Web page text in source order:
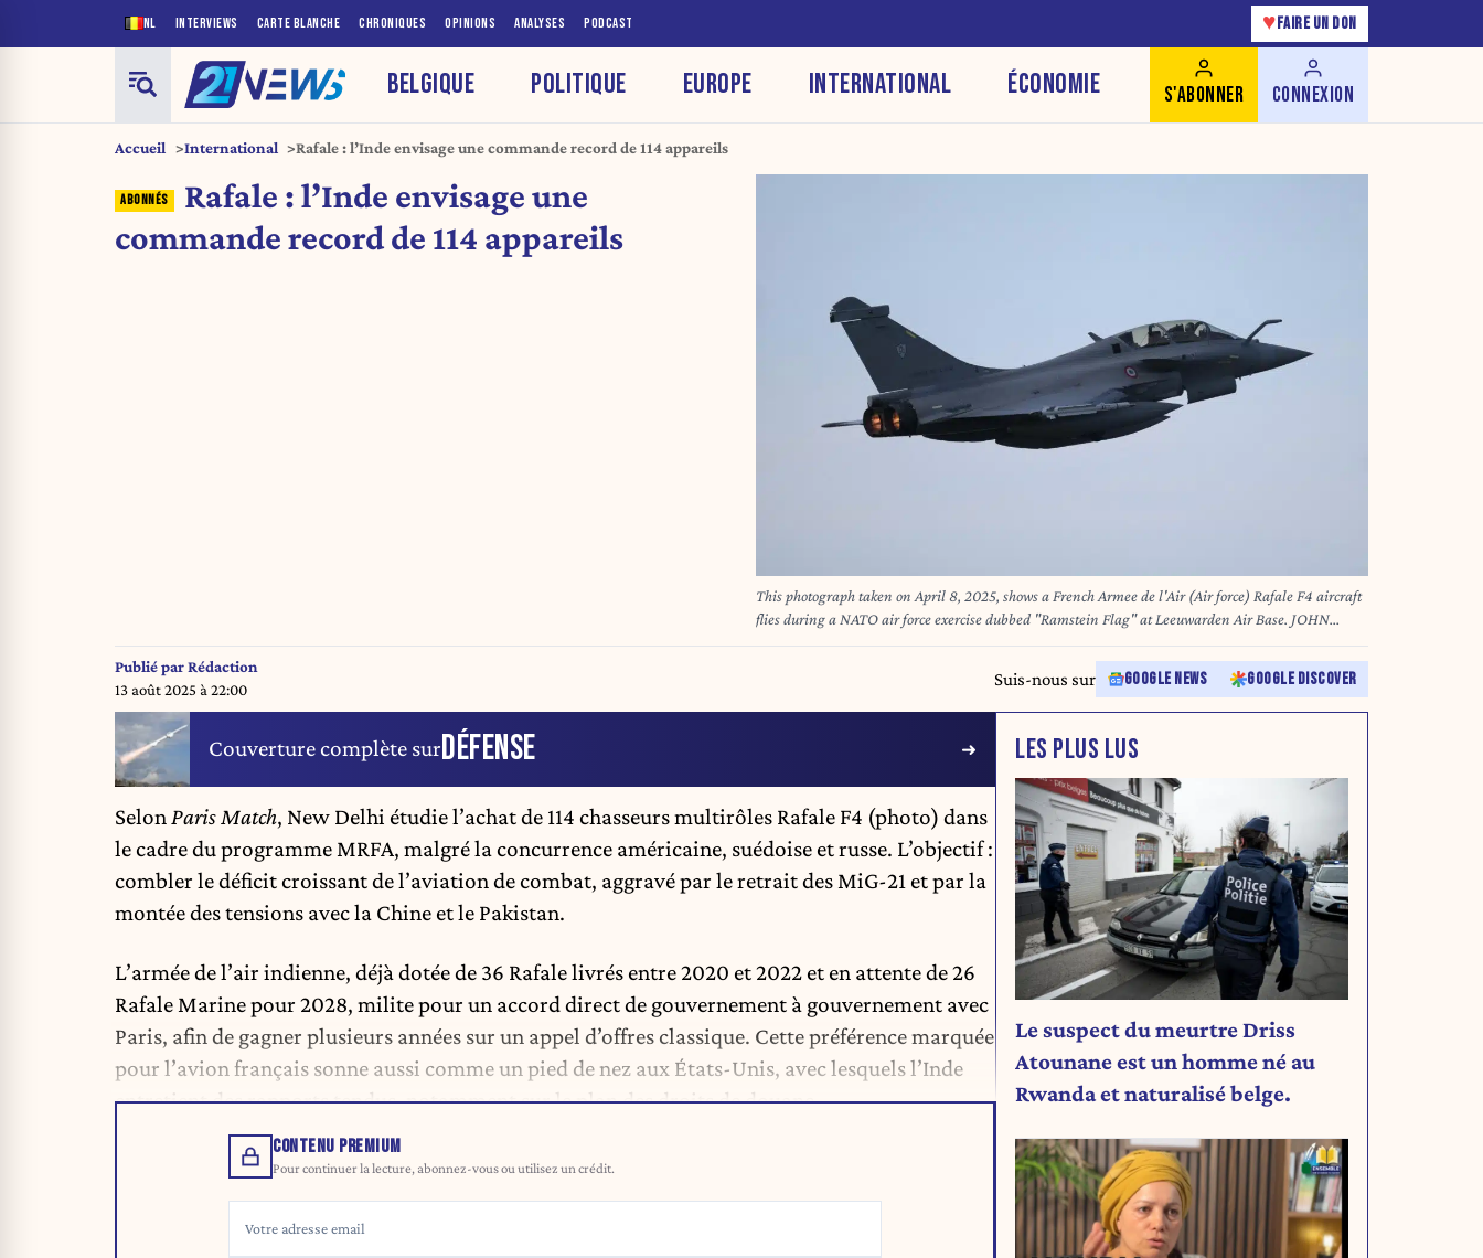
NL INTERVIEWS CARTE BLANCHE CHRONIQUES OPINIONS ANALYSES PODCAST ♥ FAIRE UN DON
BELGIQUE POLITIQUE EUROPE INTERNATIONAL ÉCONOMIE S'ABONNER CONNEXION
Accueil International Rafale : l’Inde envisage une commande record de 114 appareils
Rafale : l’Inde envisage une
commande record de 114 appareils
This photograph taken on April 8, 2025, shows a French Armee de l'Air (Air force) Rafale F4 aircraft
flies during a NATO air force exercise dubbed "Ramstein Flag" at Leeuwarden Air Base. JOHN
THYS / AFP
Publié parRédaction
13 août 2025 à 22:00
Suis-nous sur GOOGLE NEWS GOOGLE DISCOVER
Couverture complète surDÉFENSE
Selon Paris Match, New Delhi étudie l’achat de 114 chasseurs multirôles Rafale F4 (photo) dans
le cadre du programme MRFA, malgré la concurrence américaine, suédoise et russe. L’objectif :
combler le déficit croissant de l’aviation de combat, aggravé par le retrait des MiG-21 et par la
montée des tensions avec la Chine et le Pakistan.
L’armée de l’air indienne, déjà dotée de 36 Rafale livrés entre 2020 et 2022 et en attente de 26
Rafale Marine pour 2028, milite pour un accord direct de gouvernement à gouvernement avec
Paris, afin de gagner plusieurs années sur un appel d’offres classique. Cette préférence marquée
pour l’avion français sonne aussi comme un pied de nez aux États-Unis, avec lesquels l’Inde
entretient des rapports tendus, notamment sur le plan des droits de douane.
CONTENU PREMIUM
Pour continuer la lecture, abonnez-vous ou utilisez un crédit.
LES PLUS LUS
Le suspect du meurtre Driss
Atounane est un homme né au
Rwanda et naturalisé belge.